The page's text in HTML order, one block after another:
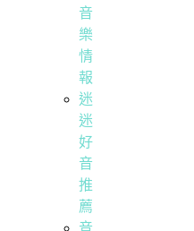
音
樂
情
報
迷
迷
好
音
推
薦
音